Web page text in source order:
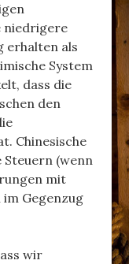
niedrigere
erhalten als
System
dass die
den
Chinesische
(wenn
mit
Gegenzug
wir